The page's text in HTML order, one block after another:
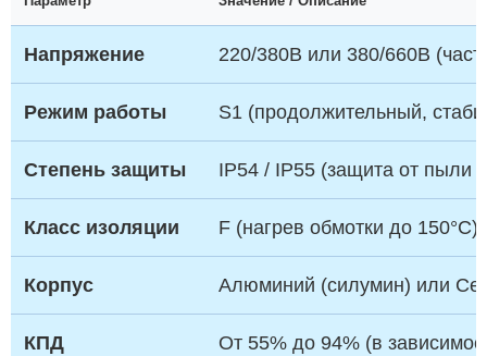
Напряжение 220/380В или 380/660В
Режим работы S1 (продолжительный,
Степень защиты IP54 / IP55 (защита от пыли
Класс изоляции F (нагрев обмотки до 150°C)
Корпус Алюминий (силумин) или
КПД От 55% до 94% (в